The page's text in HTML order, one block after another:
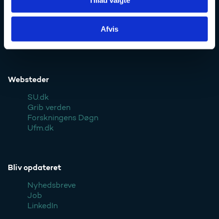
Afvis
Kontakt
Styrelsen
Websteder
SU.dk
Grib verden
Forskningens Døgn
Ufm.dk
Bliv opdateret
Nyhedsbreve
Job
LinkedIn